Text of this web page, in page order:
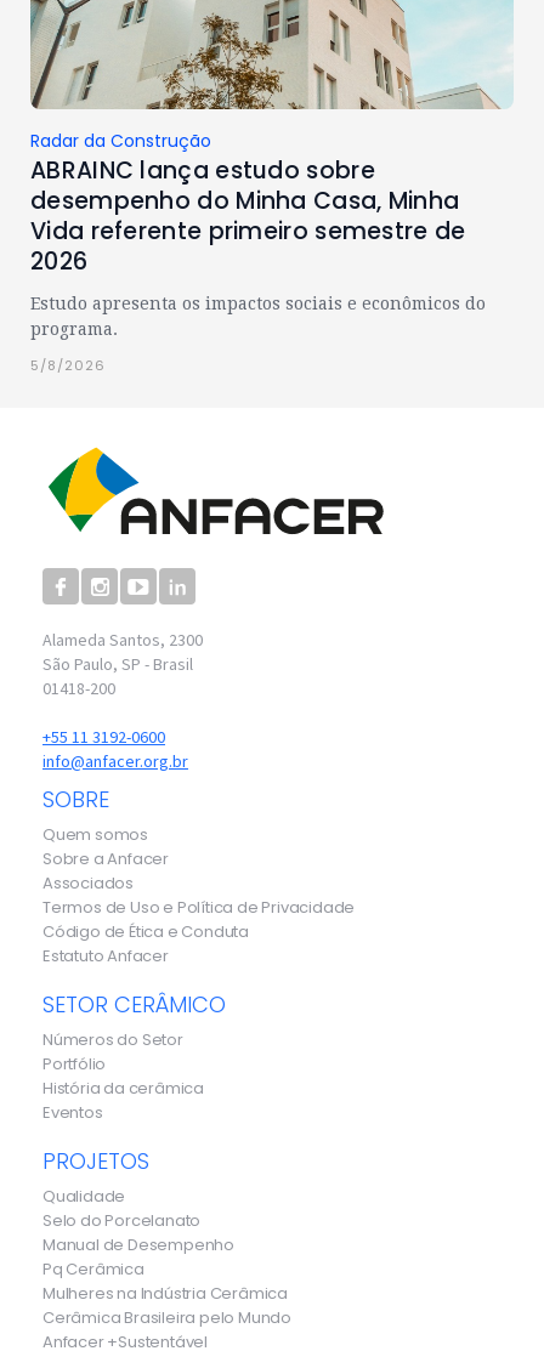
Radar da Construção
ABRAINC lança estudo sobre
desempenho do Minha Casa, Minha
Vida referente primeiro semestre de
2026
Estudo apresenta os impactos sociais e econômicos do
programa.
5/8/2026
Alameda Santos, 2300
São Paulo, SP - Brasil
01418-200
+55 11 3192-0600
info@anfacer.org.br
SOBRE
Quem somos
Sobre a Anfacer
Associados
Termos de Uso e Política de Privacidade
Código de Ética e Conduta
Estatuto Anfacer
SETOR CERÂMICO
Números do Setor
Portfólio
História da cerâmica
Eventos
PROJETOS
Qualidade
Selo do Porcelanato
Manual de Desempenho
Pq Cerâmica
Mulheres na Indústria Cerâmica
Cerâmica Brasileira pelo Mundo
Anfacer +Sustentável